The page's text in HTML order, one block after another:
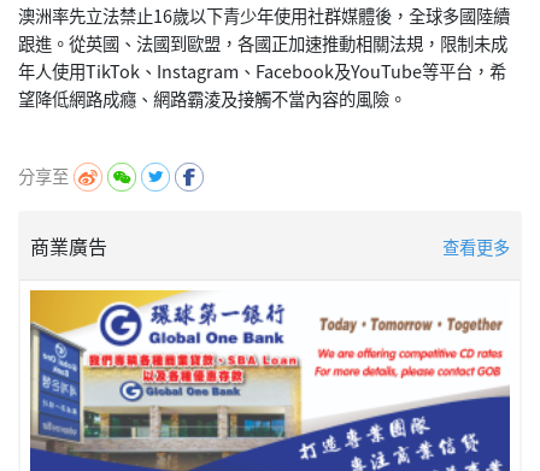
澳洲率先立法禁止16歲以下青少年使用社群媒體後，全球多國陸續
跟進。從英國、法國到歐盟，各國正加速推動相關法規，限制未成
年人使用TikTok、Instagram、Facebook及YouTube等平台，希
望降低網路成癮、網路霸淩及接觸不當內容的風險。
分享至
商業廣告 查看更多